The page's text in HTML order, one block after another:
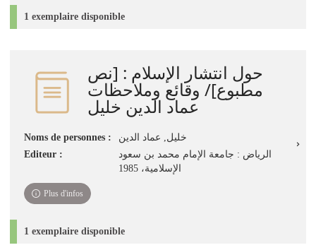
1 exemplaire disponible
حول انتشار الإسلام‏‏ : ‏[نص
مطبوع]‏/ ‏وقائع وملاحظات
‏عماد الدين خليل
Noms de personnes :
خليل, عماد الدين
Editeur :
الرياض‏ : ‏جامعة الإمام محمد بن سعود
الإسلامية‏، ‏1985
Plus d'infos
1 exemplaire disponible